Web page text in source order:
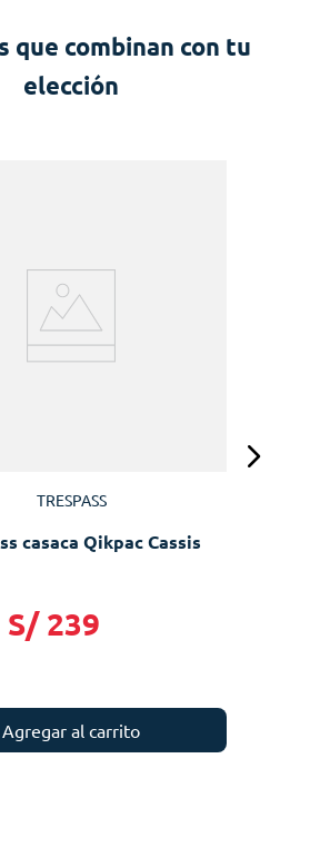
que combinan con tu
elección
TRESPASS
casaca Qikpac Cassis
S/ 239
Agregar al carrito